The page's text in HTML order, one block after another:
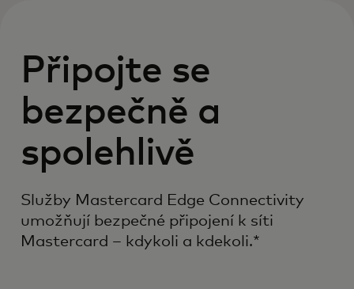
Připojte se
bezpečně a
spolehlivě
Služby Mastercard Edge Connectivity
umožňují bezpečné připojení k síti
Mastercard – kdykoli a kdekoli.*